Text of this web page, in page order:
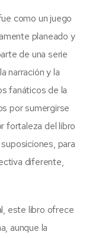
como un juego
planeado y
de una serie
narración y la
fanáticos de la
por sumergirse
fortaleza del libro
para
diferente,
este libro ofrece
aunque la